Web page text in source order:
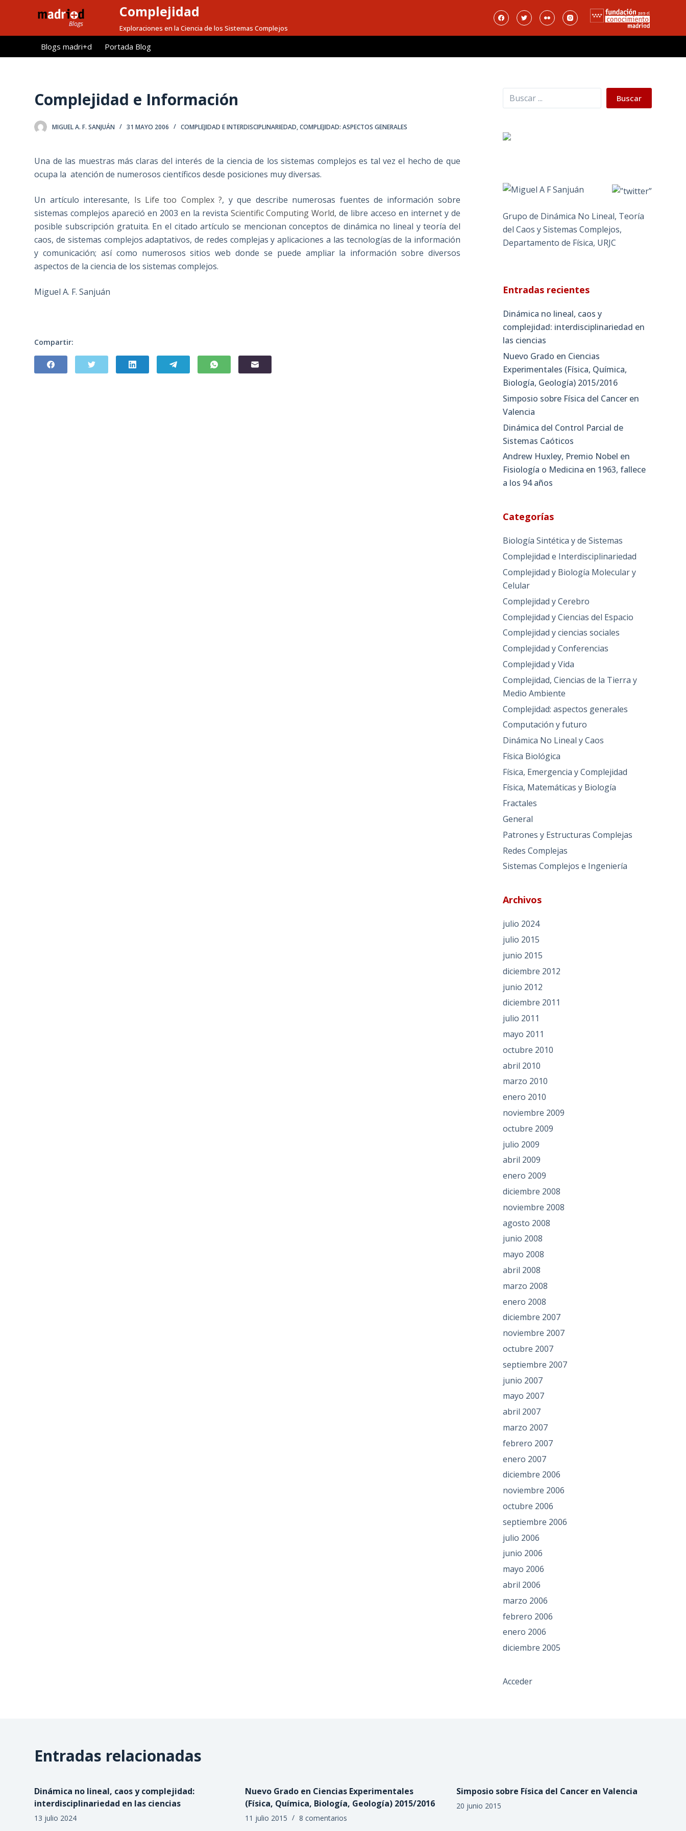
l
Complejidad
Exploraciones en la Ciencia de los Sistemas Complejos
Blogs madri+d Portada Blog
Complejidad e Información
MIGUEL A. F. SANJUÁN 31 MAYO 2006 COMPLEJIDAD E INTERDISCIPLINARIEDAD,COMPLEJIDAD: ASPECTOS GENERALES
Una de las muestras más claras del interés de la ciencia de los sistemas complejos es tal vez el hecho de que
ocupa la atención de numerosos científicos desde posiciones muy diversas.
Un artículo interesante, Is Life too Complex ?, y que describe numerosas fuentes de información sobre
sistemas complejos apareció en 2003 en la revista Scientific Computing World, de libre acceso en internet y de
posible subscripción gratuita. En el citado artículo se mencionan conceptos de dinámica no lineal y teoría del
caos, de sistemas complejos adaptativos, de redes complejas y aplicaciones a las tecnologías de la información
y comunicación; así como numerosos sitios web donde se puede ampliar la información sobre diversos
aspectos de la ciencia de los sistemas complejos.
Miguel A. F. Sanjuán
Compartir:
Buscar Buscar
Grupo de Dinámica No Lineal, Teoría
del Caos y Sistemas Complejos,
Departamento de Física, URJC
Entradas recientes
Dinámica no lineal, caos y
complejidad: interdisciplinariedad en
las ciencias
Nuevo Grado en Ciencias
Experimentales (Física, Química,
Biología, Geología) 2015/2016
Simposio sobre Física del Cancer en
Valencia
Dinámica del Control Parcial de
Sistemas Caóticos
Andrew Huxley, Premio Nobel en
Fisiología o Medicina en 1963, fallece
a los 94 años
Categorías
Biología Sintética y de Sistemas
Complejidad e Interdisciplinariedad
Complejidad y Biología Molecular y
Celular
Complejidad y Cerebro
Complejidad y Ciencias del Espacio
Complejidad y ciencias sociales
Complejidad y Conferencias
Complejidad y Vida
Complejidad, Ciencias de la Tierra y
Medio Ambiente
Complejidad: aspectos generales
Computación y futuro
Dinámica No Lineal y Caos
Física Biológica
Física, Emergencia y Complejidad
Física, Matemáticas y Biología
Fractales
General
Patrones y Estructuras Complejas
Redes Complejas
Sistemas Complejos e Ingeniería
Archivos
julio 2024
julio 2015
junio 2015
diciembre 2012
junio 2012
diciembre 2011
julio 2011
mayo 2011
octubre 2010
abril 2010
marzo 2010
enero 2010
noviembre 2009
octubre 2009
julio 2009
abril 2009
enero 2009
diciembre 2008
noviembre 2008
agosto 2008
junio 2008
mayo 2008
abril 2008
marzo 2008
enero 2008
diciembre 2007
noviembre 2007
octubre 2007
septiembre 2007
junio 2007
mayo 2007
abril 2007
marzo 2007
febrero 2007
enero 2007
diciembre 2006
noviembre 2006
octubre 2006
septiembre 2006
julio 2006
junio 2006
mayo 2006
abril 2006
marzo 2006
febrero 2006
enero 2006
diciembre 2005
Acceder
Entradas relacionadas
Dinámica no lineal, caos y complejidad:
interdisciplinariedad en las ciencias
13 julio 2024
Nuevo Grado en Ciencias Experimentales
(Física, Química, Biología, Geología) 2015/2016
11 julio 2015 8 comentarios
Simposio sobre Física del Cancer en Valencia
20 junio 2015